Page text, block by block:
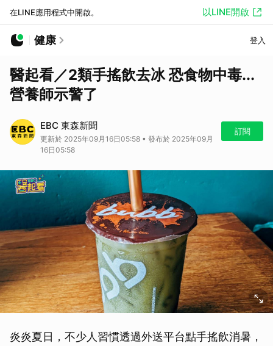
在LINE應用程式中開啟。 以LINE開啟
健康 登入
醫起看／2類手搖飲去冰 恐食物中毒...
營養師示警了
EBC 東森新聞
更新於 2025年09月16日05:58 • 發布於 2025年09月
16日05:58
訂閱
炎炎夏日，不少人習慣透過外送平台點手搖飲消暑，